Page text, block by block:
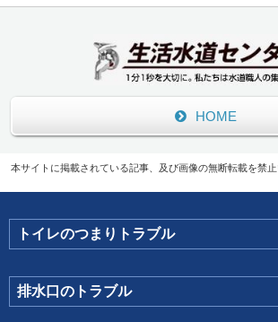
HOME
本サイトに掲載されている記事、及び画像の無断転載を禁止
トイレのつまりトラブル
排水口のトラブル